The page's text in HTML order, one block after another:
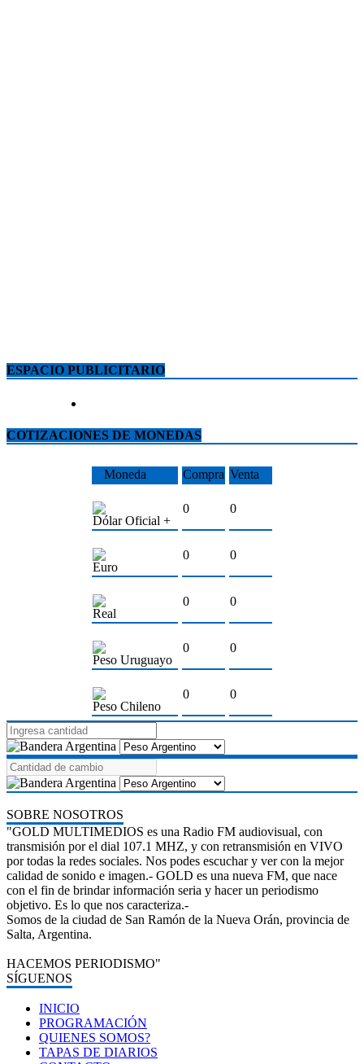
ESPACIO PUBLICITARIO
COTIZACIONES DE MONEDAS
Moneda Compra Venta
Dólar Oficial +
0 0
Euro
0 0
Real
0 0
Peso Uruguayo
0 0
Peso Chileno
0 0
SOBRE NOSOTROS
"GOLD MULTIMEDIOS es una Radio FM audiovisual, con
transmisión por el dial 107.1 MHZ, y con retransmisión en VIVO
por todas la redes sociales. Nos podes escuchar y ver con la mejor
calidad de sonido e imagen.- GOLD es una nueva FM, que nace
con el fin de brindar información seria y hacer un periodismo
objetivo. Es lo que nos caracteriza.-
Somos de la ciudad de San Ramón de la Nueva Orán, provincia de
Salta, Argentina.
HACEMOS PERIODISMO"
SÍGUENOS
INICIO
PROGRAMACIÓN
QUIENES SOMOS?
TAPAS DE DIARIOS